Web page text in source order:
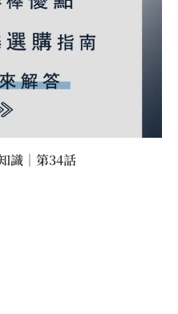
識｜第34話